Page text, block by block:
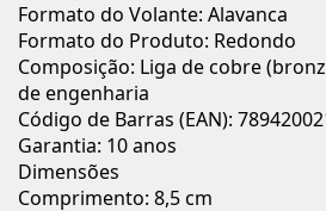
Formato do Volante: Alavanca
Formato do Produto: Redondo
Composição: Liga de cobre
de engenharia
Código de Barras (EAN):
Garantia: 10 anos
Dimensões
Comprimento: 8,5 cm